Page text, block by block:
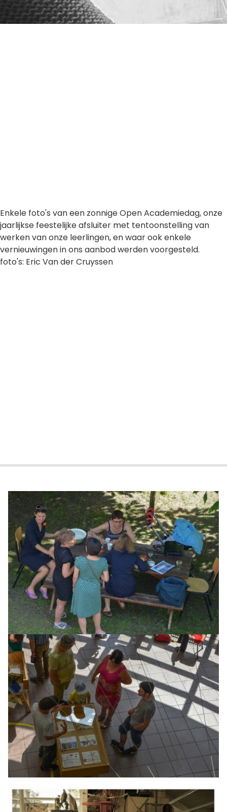
Enkele foto's van een zonnige Open Academiedag, onze
jaarlijkse feestelijke afsluiter met tentoonstelling van
werken van onze leerlingen, en waar ook enkele
vernieuwingen in ons aanbod werden voorgesteld.
foto's: Eric Van der Cruyssen